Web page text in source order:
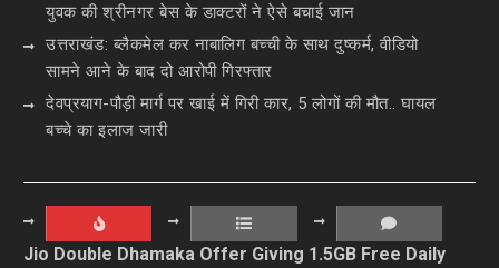
युवक की श्रीनगर बेस के डाक्टरों ने ऐसे बचाई जान
उत्तराखंड: ब्लैकमेल कर नाबालिग बच्ची के साथ दुष्कर्म, वीडियो
सामने आने के बाद दो आरोपी गिरफ्तार
देवप्रयाग-पौड़ी मार्ग पर खाई में गिरी कार, 5 लोगों की मौत.. घायल
बच्चे का इलाज जारी
Jio Double Dhamaka Offer Giving 1.5GB Free Daily